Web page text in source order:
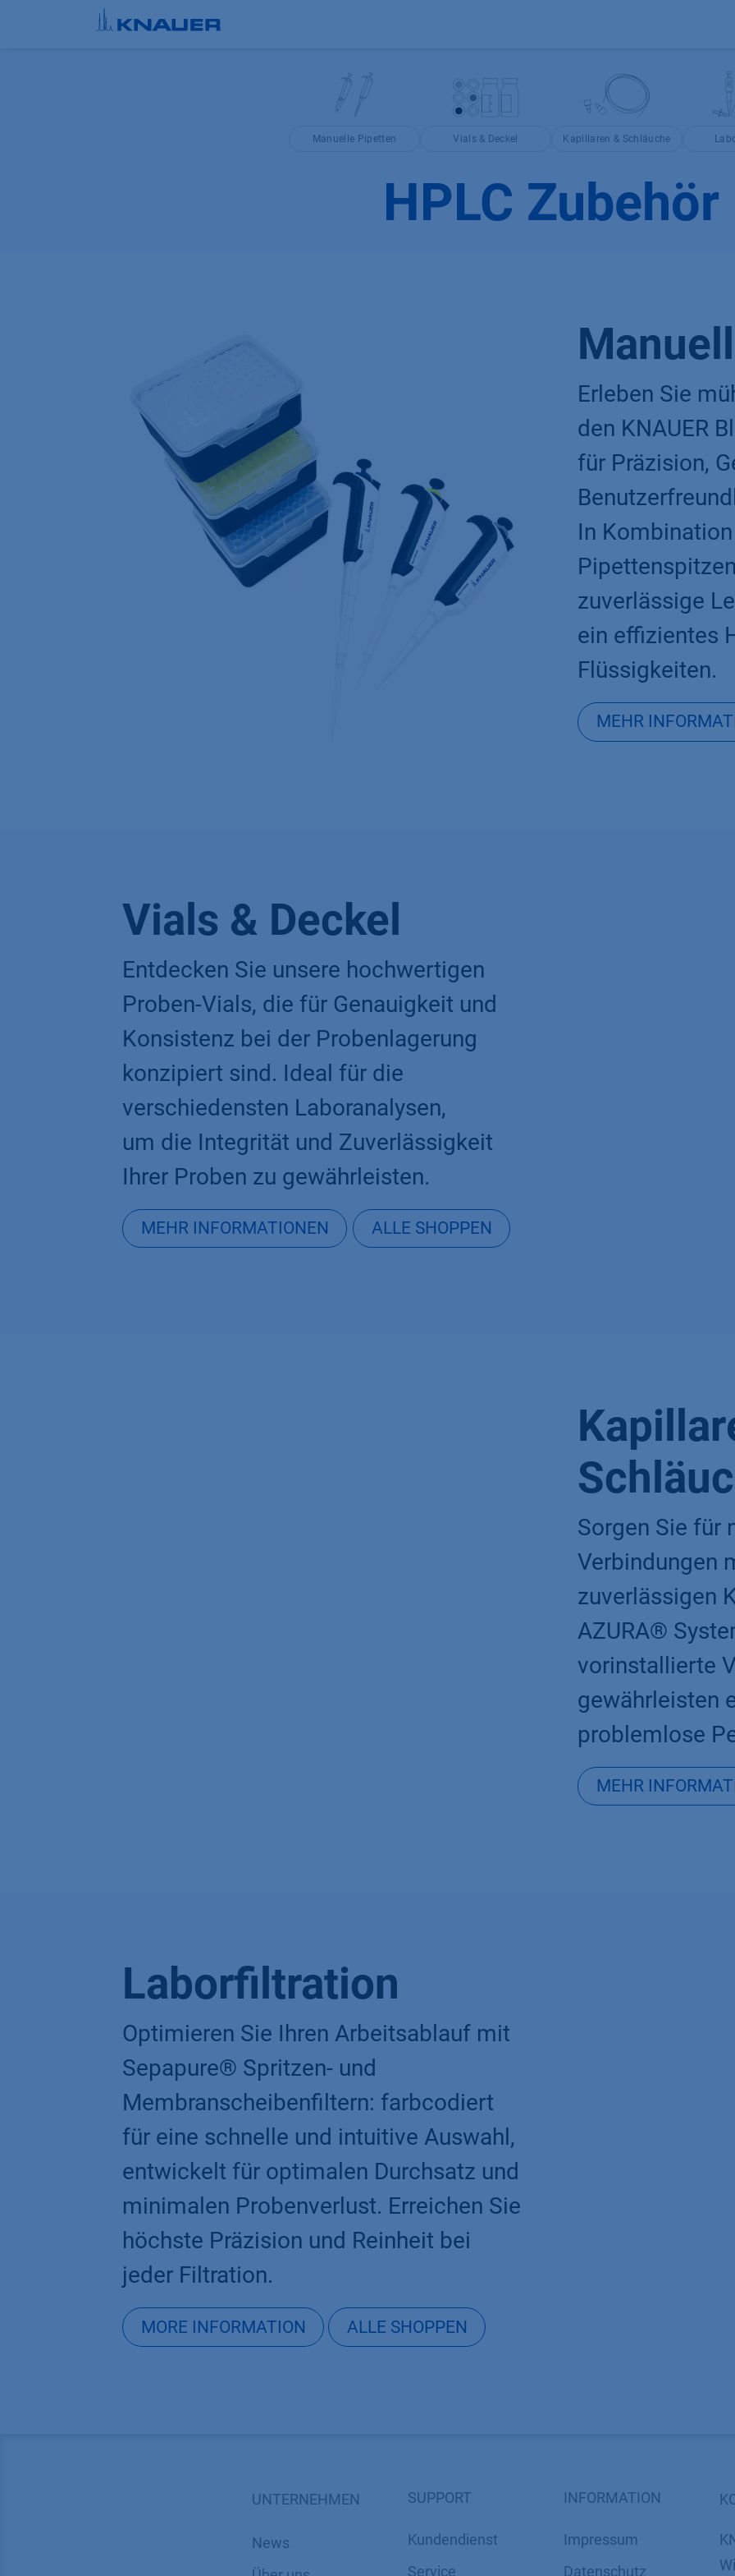
Zum Inhalt springen
Manuelle Pipetten Vials & Deckel Kapillaren & Schläuche
HPLC Zubehör
Erleben Sie
den KNAUER
für Präzision,
In
zuverlässige
ein effizientes
Flüssigkeiten.
MEHR
Vials & Deckel
Entdecken Sie unsere hochwertigen
Proben-Vials, die für Genauigkeit und
Konsistenz bei der Probenlagerung
konzipiert sind. Ideal für die
verschiedensten Laboranalysen,
um die Integrität und Zuverlässigkeit
Ihrer Proben zu gewährleisten.
MEHR INFORMATIONEN ALLE SHOPPEN
Sorgen Sie für
Verbindungen
zuverlässigen
AZURA®
vorinstallierte
gewährleisten
problemlose
MEHR
Laborfiltration
Optimieren Sie Ihren Arbeitsablauf mit
Sepapure® Spritzen- und
Membranscheibenfiltern: farbcodiert
für eine schnelle und intuitive Auswahl,
entwickelt für optimalen Durchsatz und
minimalen Probenverlust. Erreichen Sie
höchste Präzision und Reinheit bei
jeder Filtration.
MORE INFORMATION ALLE SHOPPEN
UNTERNEHMEN
News
SUPPORT
Kundendienst
Service
INFORMATION
Impressum
Datenschutz
K